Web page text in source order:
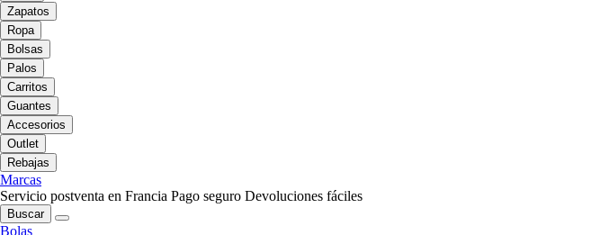
Zapatos
Ropa
Bolsas
Palos
Carritos
Guantes
Accesorios
Outlet
Rebajas
Marcas
Servicio postventa en Francia Pago seguro Devoluciones fáciles
Buscar
Bolas